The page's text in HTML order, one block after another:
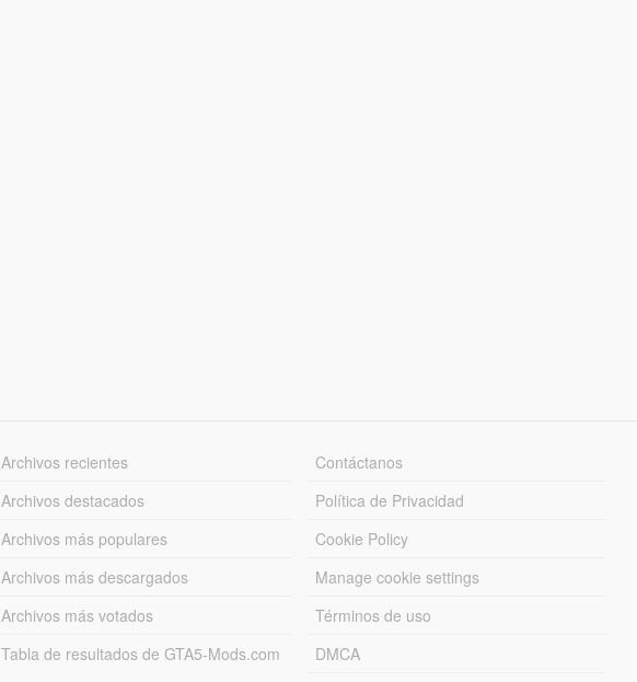
Archivos recientes
Archivos destacados
Archivos más populares
Archivos más descargados
Archivos más votados
Tabla de resultados de GTA5-Mods.com
Contáctanos
Política de Privacidad
Cookie Policy
Manage cookie settings
Términos de uso
DMCA